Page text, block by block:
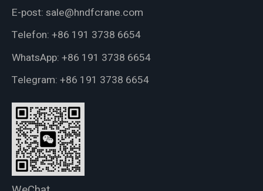
E-post: sale@hndfcrane.com
Telefon: +86 191 3738 6654
WhatsApp: +86 191 3738 6654
Telegram: +86 191 3738 6654